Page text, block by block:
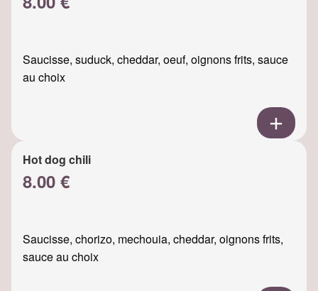
Saucisse, suduck, cheddar, oeuf, oignons frits, sauce
au choix
Hot dog chili
8.00 €
Saucisse, chorizo, mechouia, cheddar, oignons frits,
sauce au choix